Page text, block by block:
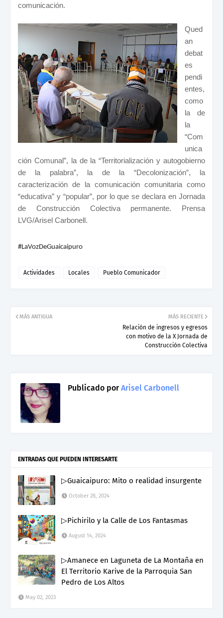
comunicación.
Qued
an
debat
es
pendi
entes,
como
la de
la
“Com
unica
ción Comunal”, la de la “Territorialización y autogobierno
de la palabra”, la de la “Decolonización”, la
caracterización de la comunicación comunitaria como
“educativa” y “popular”, por lo que se declara en Jornada
de Construcción Colectiva permanente. Prensa
LVG/Arisel Carbonell.
#LaVozDeGuaicaipuro
Actividades Locales Pueblo Comunicador
MÁS RECIENTE
Relación de ingresos y egresos
con motivo de la X Jornada de
Construcción Colectiva
MÁS ANTIGUA
Publicado porArisel Carbonell
ENTRADAS QUE PUEDEN INTERESARTE
▷Guaicaipuro: Mito o realidad insurgente
October 28, 2024
▷Pichirilo y la Calle de Los Fantasmas
August 14, 2024
▷Amanece en Laguneta de La Montaña en
El Territorio Karive de la Parroquia San
Pedro de Los Altos
May 02, 2023